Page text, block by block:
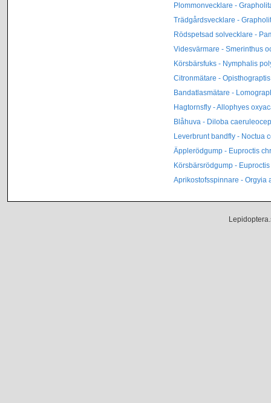
Plommonvecklare -
Trädgårdsvecklare -
Rödspetsad solvecklare -
Videsvärmare - Smerinthus
Körsbärsfuks - Nymphalis
Citronmätare -
Bandatlasmätare -
Hagtornsfly - Allophyes
Blåhuva - Diloba
Leverbrunt bandfly - Noctua
Äpplerödgump - Euproctis
Körsbärsrödgump -
Aprikostofsspinnare - Orgyia